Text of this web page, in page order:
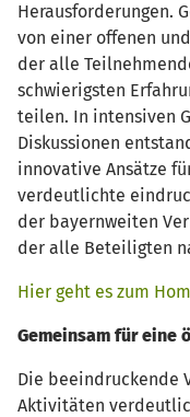
Herausforderungen.
von einer offenen
der alle
schwierigsten
teilen. In intensiven
Diskussionen
innovative Ansätze
verdeutlichte
der bayernweiten
der alle Beteiligten
Hier geht es zum
Gemeinsam für eine
Die beeindruckende
Aktivitäten